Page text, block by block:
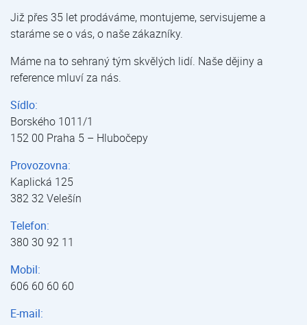
Již přes 35 let prodáváme, montujeme, servisujeme a
staráme se o vás, o naše zákazníky.
Máme na to sehraný tým skvělých lidí. Naše dějiny a
reference mluví za nás.
Sídlo:
Borského 1011/1
152 00 Praha 5 – Hlubočepy
Provozovna:
Kaplická 125
382 32 Velešín
Telefon:
380 30 92 11
Mobil:
606 60 60 60
E-mail: